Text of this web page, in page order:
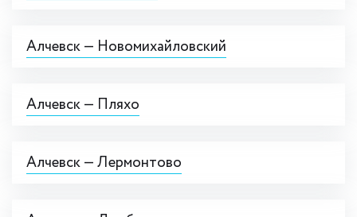
Алчевск — Новомихайловский
Алчевск — Пляхо
Алчевск — Лермонтово